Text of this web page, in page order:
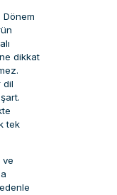
Dönem
dikkat
dil
tek
ve